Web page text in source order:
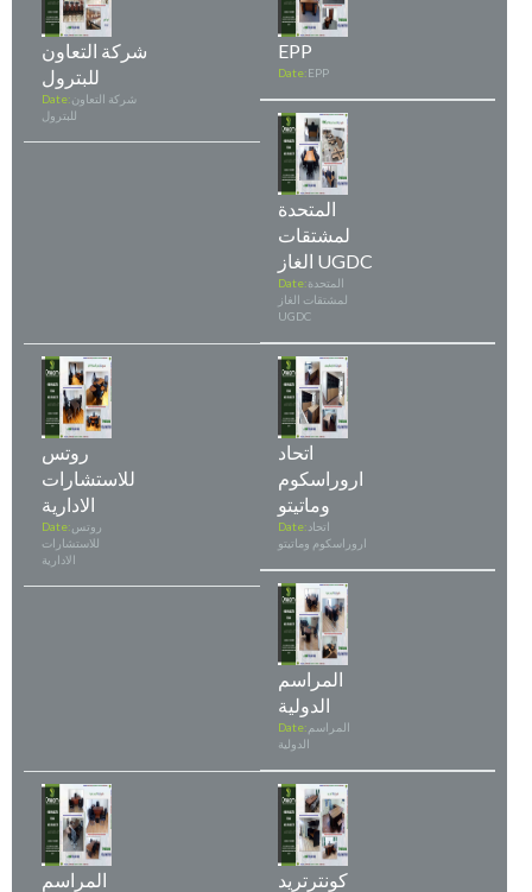
شركة التعاون
للبترول
Date:شركة التعاون
للبترول
EPP
Date:EPP
المتحدة
لمشتقات
الغاز UGDC
Date:المتحدة
لمشتقات الغاز
UGDC
روتس
للاستشارات
الادارية
Date:روتس
للاستشارات
الادارية
اتحاد
اروراسكوم
وماتيتو
Date: اتحاد
اروراسكوم وماتيتو
المراسم
الدولية
Date: المراسم
الدولية
المراسم
كونترتريد